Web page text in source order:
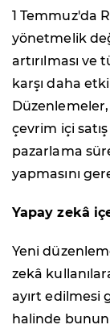
1 Temmuz'da
yönetmelik
artırılması ve
karşı daha
çevrim içi
pazarlama
yapmasını
Yapay zekâ
Yeni
zekâ
ayırt edilmesi
halinde bunun